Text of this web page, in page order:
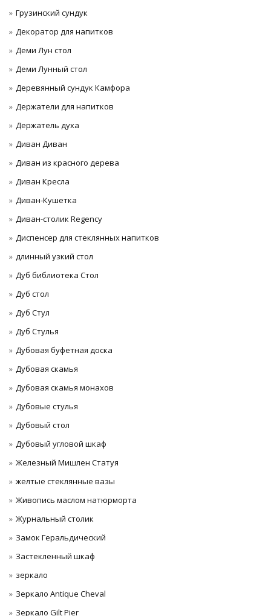
Грузинский сундук
Декоратор для напитков
Деми Лун стол
Деми Лунный стол
Деревянный сундук Камфора
Держатели для напитков
Держатель духа
Диван Диван
Диван из красного дерева
Диван Кресла
Диван-Кушетка
Диван-столик Regency
Диспенсер для стеклянных напитков
длинный узкий стол
Дуб библиотека Стол
Дуб стол
Дуб Стул
Дуб Стулья
Дубовая буфетная доска
Дубовая скамья
Дубовая скамья монахов
Дубовые стулья
Дубовый стол
Дубовый угловой шкаф
Железный Мишлен Статуя
желтые стеклянные вазы
Живопись маслом натюрморта
Журнальный столик
Замок Геральдический
Застекленный шкаф
зеркало
Зеркало Antique Cheval
Зеркало Gilt Pier